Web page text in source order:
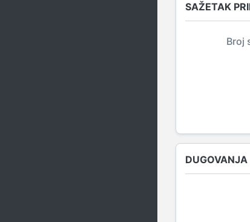
SAŽETAK
Broj
DUGOVANJA